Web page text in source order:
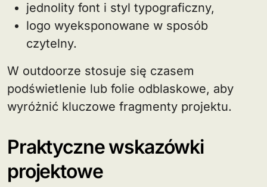
jednolity font i styl typograficzny,
logo wyeksponowane w sposób
czytelny.
W outdoorze stosuje się czasem
podświetlenie lub folie odblaskowe, aby
wyróżnić kluczowe fragmenty projektu.
Praktyczne wskazówki
projektowe